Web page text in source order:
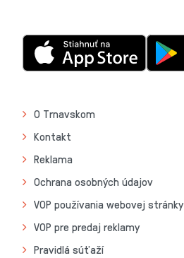
O Trnavskom
Kontakt
Reklama
Ochrana osobných údajov
VOP používania webovej stránky
VOP pre predaj reklamy
Pravidlá súťaží